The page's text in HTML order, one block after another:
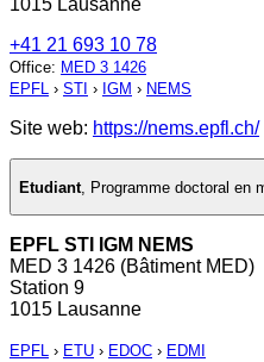
1015 Lausanne
+41 21 693 10 78
Office: MED 3 1426
EPFL › STI › IGM › NEMS
Site web: https://nems.epfl.ch/
Etudiant Programme doctoral en
EPFL STI IGM NEMS
MED 3 1426 (Bâtiment MED)
Station 9
1015 Lausanne
EPFL › ETU › EDOC › EDMI